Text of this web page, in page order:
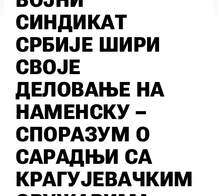
СИНДИКАТ
СРБИЈЕ ШИРИ
СВОЈЕ
ДЕЛОВАЊЕ НА
НАМЕНСКУ –
СПОРАЗУМ О
САРАДЊИ СА
КРАГУЈЕВАЧКИМ